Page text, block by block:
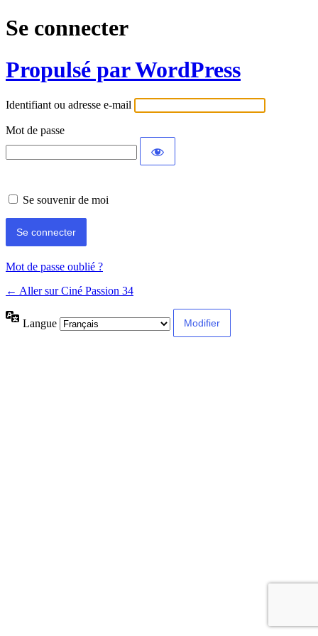
Se connecter
Propulsé par WordPress
Identifiant ou adresse e-mail
Mot de passe
Se souvenir de moi
Mot de passe oublié ?
← Aller sur Ciné Passion 34
Langue